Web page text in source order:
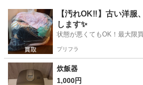
東京 中央区 水天宮前駅 キッチン家電
【汚れOK‼️】古い洋服
します✨
状態が悪くてもOK！最大限
プリフラ
炊飯器
1,000円